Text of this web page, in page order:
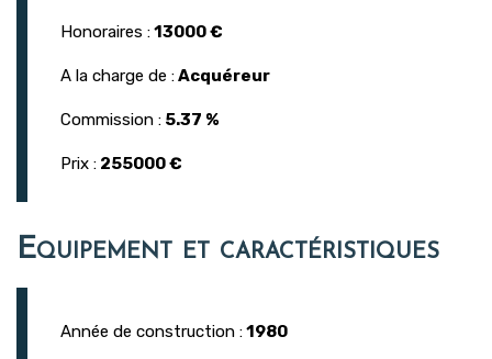
Honoraires :13000 €
A la charge de :Acquéreur
Commission : 5.37 %
Prix : 255000 €
Equipement et caractéristiques
Année de construction :1980